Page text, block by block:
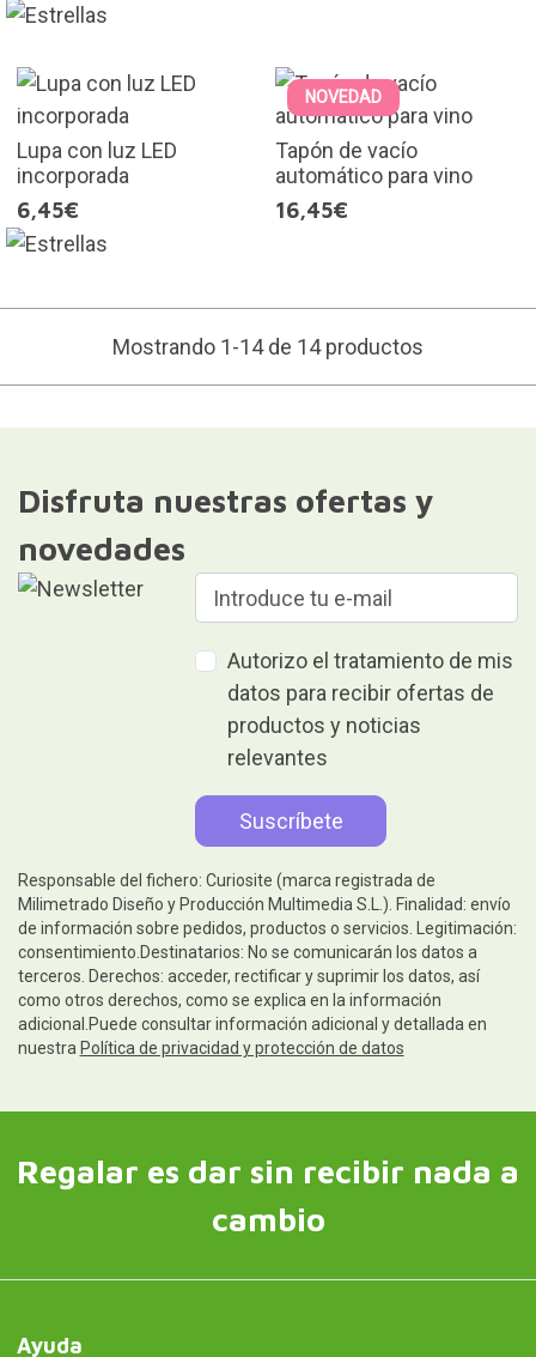
Lupa con luz LED
incorporada
6,45€
NOVEDAD
Tapón de vacío
automático para vino
16,45€
Mostrando 1-14 de 14 productos
Disfruta nuestras ofertas y
novedades
Autorizo el tratamiento de mis
datos para recibir ofertas de
productos y noticias
relevantes
Responsable del fichero: Curiosite (marca registrada de
Milimetrado Diseño y Producción Multimedia S.L.). Finalidad: envío
de información sobre pedidos, productos o servicios. Legitimación:
consentimiento.Destinatarios: No se comunicarán los datos a
terceros. Derechos: acceder, rectificar y suprimir los datos, así
como otros derechos, como se explica en la información
adicional.Puede consultar información adicional y detallada en
nuestra Política de privacidad y protección de datos
Regalar es dar sin recibir nada a
cambio
Ayuda